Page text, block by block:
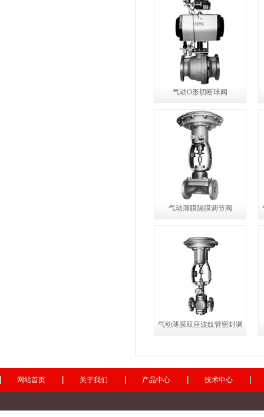
气动O形切断球阀
气动薄膜隔膜调节阀
气动薄膜双座波纹管密封调
网站首页 关于我们 产品中心 技术中心